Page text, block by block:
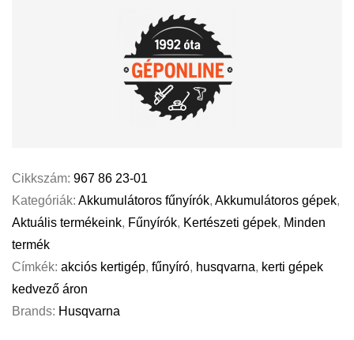
Cikkszám: 967 86 23-01
Kategóriák: Akkumulátoros fűnyírók, Akkumulátoros gépek,
Aktuális termékeink, Fűnyírók, Kertészeti gépek, Minden
termék
Címkék: akciós kertigép, fűnyíró, husqvarna, kerti gépek
kedvező áron
Brands: Husqvarna